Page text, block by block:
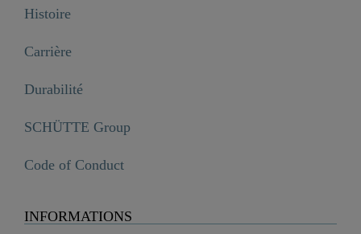
Histoire
Carrière
Durabilité
SCHÜTTE Group
Code of Conduct
INFORMATIONS